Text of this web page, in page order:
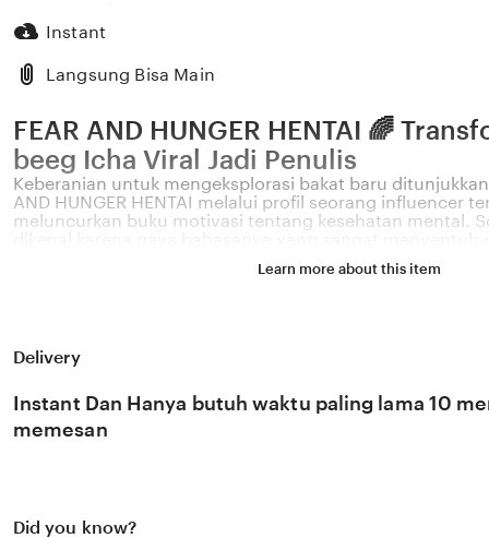
Instant
Langsung Bisa Main
FEAR AND HUNGER HENTAI 🌈
beeg Icha Viral Jadi Penulis
Keberanian untuk mengeksplorasi bakat baru ditunjukkan
AND HUNGER HENTAI melalui profil seorang influencer
meluncurkan buku motivasi tentang kesehatan mental.
Melalui sistem 🌈 yang kami kembangkan, platform
adalah pondasi penting bagi kemajuan industri kreatif
berkembang pesat di pasar global. Dengan dukungan
viral favorit Anda secara eksklusif.
Learn more about this item
Delivery
Instant Dan Hanya butuh waktu paling lama 10
memesan
Did you know?